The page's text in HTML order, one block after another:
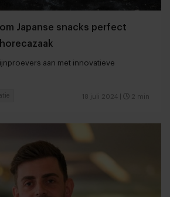
Japanse snacks perfect
aan met innovatieve
18 juli 2024 2 min